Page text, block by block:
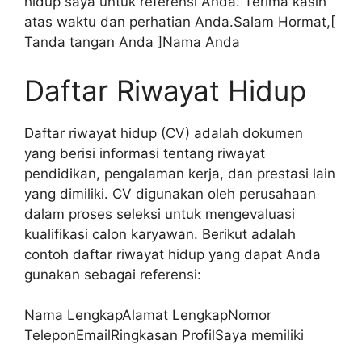
atas waktu dan perhatian Anda.Salam Hormat,[
Tanda tangan Anda ]Nama Anda
Daftar Riwayat Hidup
Daftar riwayat hidup (CV) adalah dokumen
yang berisi informasi tentang riwayat
pendidikan, pengalaman kerja, dan prestasi lain
yang dimiliki. CV digunakan oleh perusahaan
dalam proses seleksi untuk mengevaluasi
kualifikasi calon karyawan. Berikut adalah
contoh daftar riwayat hidup yang dapat Anda
gunakan sebagai referensi:
Nama LengkapAlamat LengkapNomor
TeleponEmailRingkasan ProfilSaya memiliki